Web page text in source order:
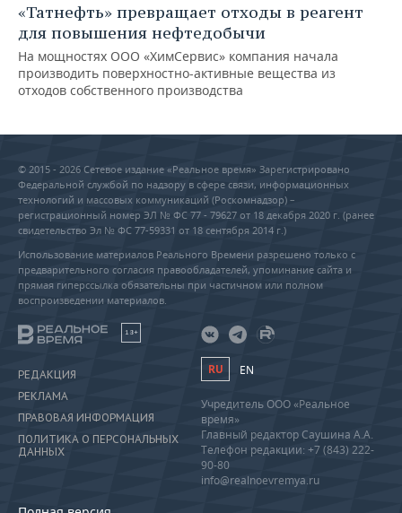
«Татнефть» превращает отходы в реагент
для повышения нефтедобычи
На мощностях ООО «ХимСервис» компания начала
производить поверхностно-активные вещества из
отходов собственного производства
© 2015 - 2026 Сетевое издание «Реальное время» Зарегистрировано
Федеральной службой по надзору в сфере связи, информационных
технологий и массовых коммуникаций (Роскомнадзор) –
регистрационный номер ЭЛ № ФС 77 - 79627 от 18 декабря 2020 г. (ранее
свидетельство Эл № ФС 77-59331 от 18 сентября 2014 г.)
Использование материалов Реального Времени разрешено только с
предварительного согласия правообладателей, упоминание сайта и
прямая гиперссылка обязательны при частичном или полном
воспроизведении материалов.
18+
РЕДАКЦИЯ
РЕКЛАМА
ПРАВОВАЯ ИНФОРМАЦИЯ
ПОЛИТИКА О ПЕРСОНАЛЬНЫХ
ДАННЫХ
RU EN
Учредитель ООО «Реальное
время»
Главный редактор Саушина А.А.
Телефон редакции: +7 (843) 222-
90-80
info@realnoevremya.ru